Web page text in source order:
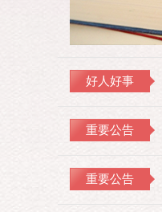
好人好事
重要公告
重要公告